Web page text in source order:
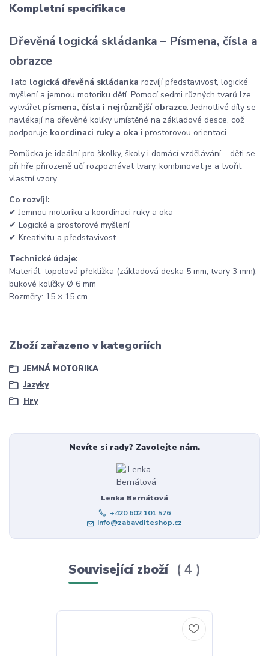
Kompletní specifikace
Dřevěná logická skládanka – Písmena, čísla a
obrazce
Tato logická dřevěná skládanka rozvíjí představivost, logické
myšlení a jemnou motoriku dětí. Pomocí sedmi různých tvarů lze
vytvářet písmena, čísla i nejrůznější obrazce. Jednotlivé díly se
navlékají na dřevěné kolíky umístěné na základové desce, což
podporuje koordinaci ruky a oka i prostorovou orientaci.
Pomůcka je ideální pro školky, školy i domácí vzdělávání – děti se
při hře přirozeně učí rozpoznávat tvary, kombinovat je a tvořit
vlastní vzory.
Co rozvíjí:
✔ Jemnou motoriku a koordinaci ruky a oka
✔ Logické a prostorové myšlení
✔ Kreativitu a představivost
Technické údaje:
Materiál: topolová překližka (základová deska 5 mm, tvary 3 mm),
bukové kolíčky Ø 6 mm
Rozměry: 15 × 15 cm
Zboží zařazeno v kategoriích
JEMNÁ MOTORIKA
Jazyky
Hry
Nevíte si rady? Zavolejte nám.
Lenka Bernátová
+420 602 101 576
info@zabavditeshop.cz
Související zboží 4